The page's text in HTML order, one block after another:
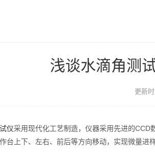
浅谈水滴角测
更新
仪采用现代化工艺制造，仪器采用先进的CCD
台上下、左右、前后等方向移动，实现微量